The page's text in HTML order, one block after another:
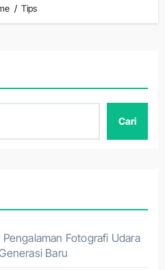
Tips
Cari
Fotografi Udara
Baru